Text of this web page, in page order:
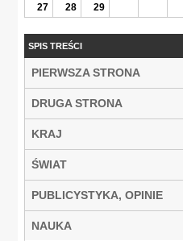
27
28 29
SPIS TREŚCI
PIERWSZA STRONA
DRUGA STRONA
KRAJ
ŚWIAT
PUBLICYSTYKA, OPINIE
NAUKA